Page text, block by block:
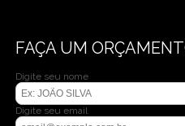
FAÇA UM
Digite seu nome
Digite seu email